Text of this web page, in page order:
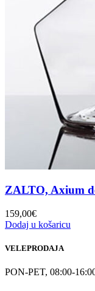
ZALTO, Axium
159,00€
Dodaj u košaricu
VELEPRODAJA
PON-PET, 08:00-